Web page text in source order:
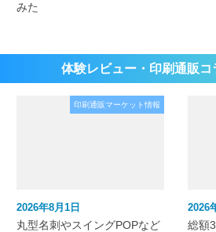
みた
体験レビュー・印刷通販コ
印刷通販マーケット情報
2026年8月1日
丸型名刺やスイングPOPなど
2026
総額